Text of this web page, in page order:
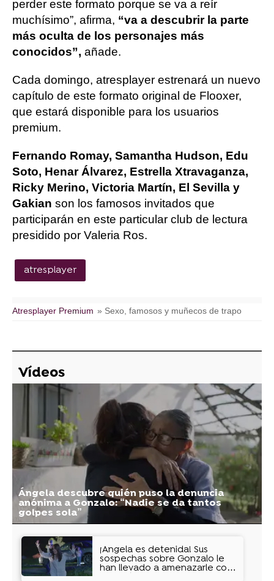
perder este formato porque se va a reír
muchísimo”, afirma, “va a descubrir la parte
más oculta de los personajes más
conocidos”, añade.
Cada domingo, atresplayer estrenará un nuevo
capítulo de este formato original de Flooxer,
que estará disponible para los usuarios
premium.
Fernando Romay, Samantha Hudson, Edu
Soto, Henar Álvarez, Estrella Xtravaganza,
Ricky Merino, Victoria Martín, El Sevilla y
Gakian son los famosos invitados que
participarán en este particular club de lectura
presidido por Valeria Ros.
atresplayer
Atresplayer Premium » Sexo, famosos y muñecos de trapo
Vídeos
Ángela descubre quién puso la denuncia
anónima a Gonzalo: “Nadie se da tantos
golpes sola”
¡Ángela es detenida! Sus
sospechas sobre Gonzalo le
han llevado a amenazarle con